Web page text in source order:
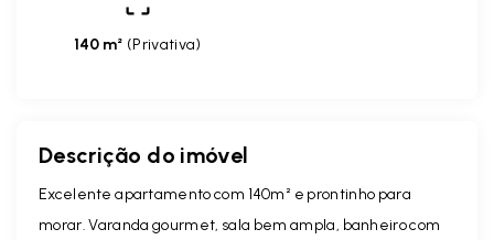
140 m² (Privativa)
Descrição do imóvel
Excelente apartamento com 140m² e prontinho para
morar. Varanda gourmet, sala bem ampla, banheiro com